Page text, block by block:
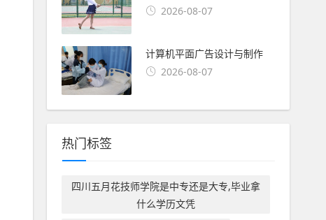
2026-08-07
计算机平面广告设计与制作
2026-08-07
热门标签
四川五月花技师学院是中专还是大专,毕业拿
什么学历文凭